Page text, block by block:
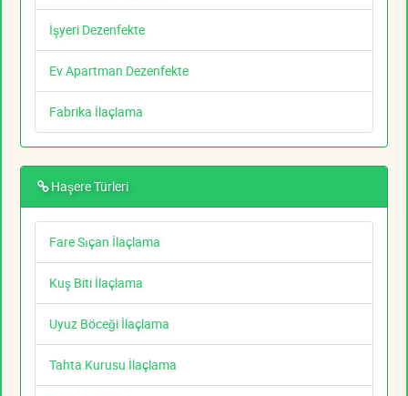
İşyeri Dezenfekte
Ev Apartman Dezenfekte
Fabrika İlaçlama
Haşere Türleri
Fare Sıçan İlaçlama
Kuş Biti İlaçlama
Uyuz Böceği İlaçlama
Tahta Kurusu İlaçlama